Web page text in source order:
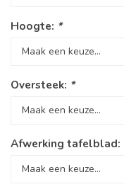
Hoogte: *
Oversteek: *
Afwerking tafelblad: